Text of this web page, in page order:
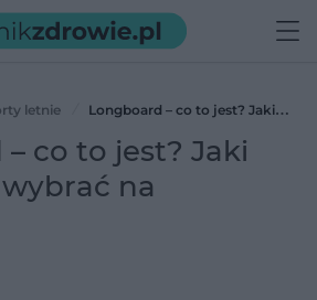
letnie
Longboard – co to jest? Jaki
co to jest? Jaki
na